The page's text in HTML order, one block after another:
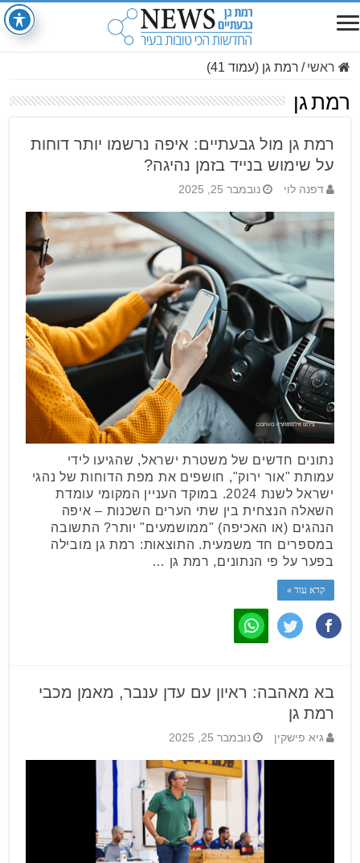
ראשי / רמת גן (עמוד 41)
רמת גן
רמת גן מול גבעתיים: איפה נרשמו יותר דוחות
על שימוש בנייד בזמן נהיגה?
דפנה לוי נובמבר 25, 2025
נתונים חדשים של משטרת ישראל, שהגיעו לידי
עמותת "אור ירוק", חושפים את מפת הדוחות של נהגי
ישראל לשנת 2024. במוקד העניין המקומי עומדת
השאלה הנצחית בין שתי הערים השכנות – איפה
הנהגים (או האכיפה) "ממושמעים" יותר? התשובה
במספרים חד משמעית. התוצאות: רמת גן מובילה
בפער על פי הנתונים, רמת גן …
קרא עוד »
בא מאהבה: ראיון עם עדן ענבר, מאמן מכבי
רמת גן
גיא פישקין נובמבר 25, 2025